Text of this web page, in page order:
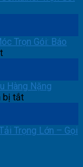
Cẩu
Nơi
Gọi
Nhất
Trọn Gói: Báo
ở
Đầu
Kéo
Bị
Hàng Nặng
bị tắtở
Chi
Trọng Lớn – Gọi